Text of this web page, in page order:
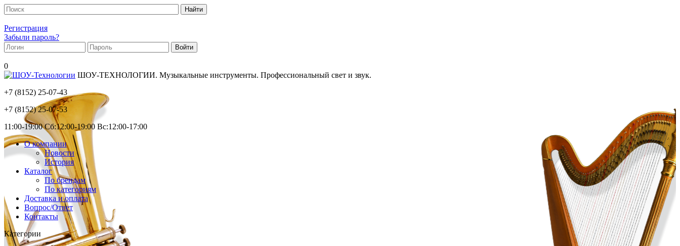
Регистрация
Забыли пароль?
0
ШОУ-ТЕХНОЛОГИИ. Музыкальные инструменты. Профессиональный свет и звук.
+7 (8152) 25-07-43
+7 (8152)25-07-53
11:00-19:00 Сб:12:00-19:00 Вс:12:00-17:00
О компании
Новости
История
Каталог
По брендам
По категориям
Доставка и оплата
Вопрос/Ответ
Контакты
Категории